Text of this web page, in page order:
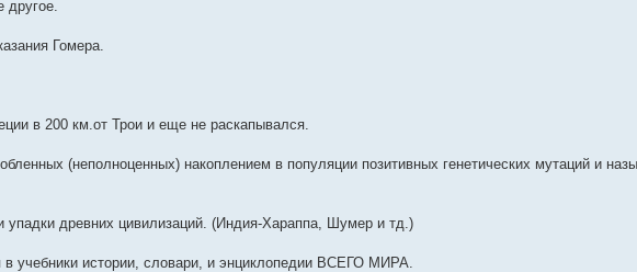
другое.
Гомера.
в 200 км.от Трои и еще не раскапывался.
(неполноценных) накоплением в популяции позитивных генетических мутаций и
упадки древних цивилизаций. (Индия-Хараппа, Шумер и тд.)
в учебники истории, словари, и энциклопедии ВСЕГО МИРА.